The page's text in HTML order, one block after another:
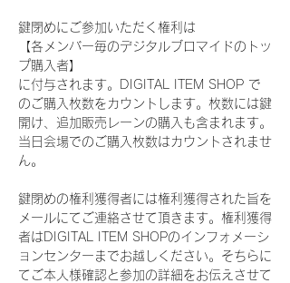
鍵閉めにご参加いただく権利は
【各メンバー毎のデジタルブロマイドのトッ
プ購入者】
に付与されます。DIGITAL ITEM SHOP で
のご購入枚数をカウントします。枚数には鍵
開け、追加販売レーンの購入も含まれます。
当日会場でのご購入枚数はカウントされませ
ん。
鍵閉めの権利獲得者には権利獲得された旨を
メールにてご連絡させて頂きます。権利獲得
者はDIGITAL ITEM SHOPのインフォメーシ
ョンセンターまでお越しください。そちらに
てご本人様確認と参加の詳細をお伝えさせて